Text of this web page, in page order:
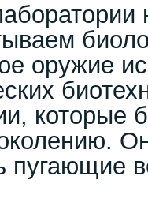
оружие
которые
пугающие